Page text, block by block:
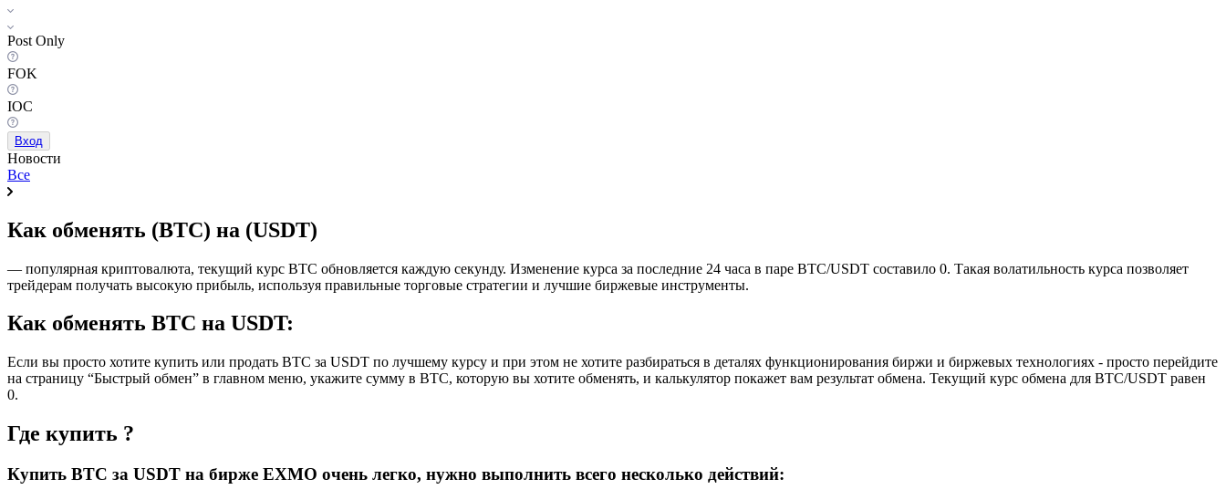
Post Only
FOK
IOC
Вход
Новости
Все
Как обменять (BTC) на (USDT)
— популярная криптовалюта, текущий курс BTC обновляется каждую секунду. Изменение курса за последние 24 часа в паре BTC/USDT составило 0. Такая волатильность курса позволяет
трейдерам получать высокую прибыль, используя правильные торговые стратегии и лучшие биржевые инструменты.
Как обменять BTC на USDT:
Если вы просто хотите купить или продать BTC за USDT по лучшему курсу и при этом не хотите разбираться в деталях функционирования биржи и биржевых технологиях - просто перейдите
на страницу “Быстрый обмен” в главном меню, укажите сумму в BTC, которую вы хотите обменять, и калькулятор покажет вам результат обмена. Текущий курс обмена для BTC/USDT равен
0.
Где купить ?
Купить BTC за USDT на бирже EXMO очень легко, нужно выполнить всего несколько действий: